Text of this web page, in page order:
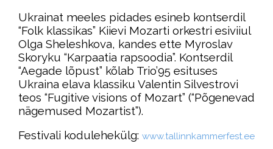
Ukrainat meeles pidades esineb kontserdil
“Folk klassikas” Kiievi Mozarti orkestri esiviiul
Olga Sheleshkova, kandes ette Myroslav
Skoryku “Karpaatia rapsoodia”. Kontserdil
“Aegade lõpust” kõlab Trio’95 esituses
Ukraina elava klassiku Valentin Silvestrovi
teos “Fugitive visions of Mozart” (“Põgenevad
nägemused Mozartist”).
Festivali kodulehekülg: www.tallinnkammerfest.ee